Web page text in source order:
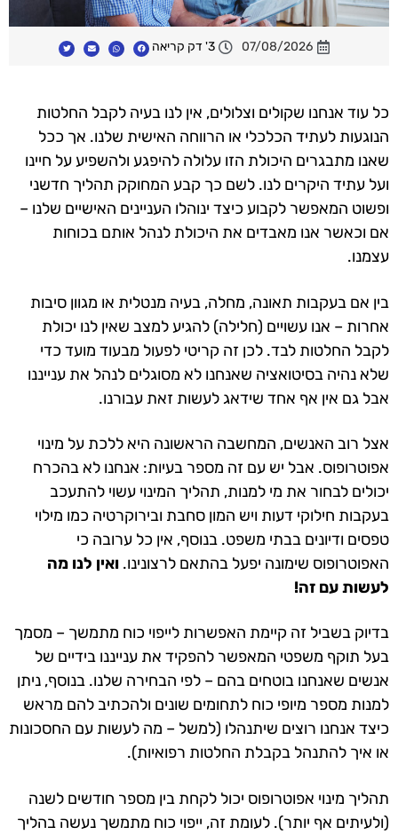
07/08/2026 3' דק קריאה
כל עוד אנחנו שקולים וצלולים, אין לנו בעיה לקבל החלטות
הנוגעות לעתיד הכלכלי או הרווחה האישית שלנו. אך ככל
שאנו מתבגרים היכולת הזו עלולה להיפגע ולהשפיע על חיינו
ועל עתיד היקרים לנו. לשם כך קבע המחוקק תהליך חדשני
ופשוט המאפשר לקבוע כיצד ינוהלו העניינים האישיים שלנו –
אם וכאשר אנו מאבדים את היכולת לנהל אותם בכוחות
עצמנו.
בין אם בעקבות תאונה, מחלה, בעיה מנטלית או מגוון סיבות
אחרות – אנו עשויים (חלילה) להגיע למצב שאין לנו יכולת
לקבל החלטות לבד. לכן זה קריטי לפעול מבעוד מועד כדי
שלא נהיה בסיטואציה שאנחנו לא מסוגלים לנהל את ענייננו
אבל גם אין אף אחד שידאג לעשות זאת עבורנו.
אצל רוב האנשים, המחשבה הראשונה היא ללכת על מינוי
אפוטרופוס. אבל יש עם זה מספר בעיות: אנחנו לא בהכרח
יכולים לבחור את מי למנות, תהליך המינוי עשוי להתעכב
בעקבות חילוקי דעות ויש המון סחבת ובירוקרטיה כמו מילוי
טפסים ודיונים בבתי משפט. בנוסף, אין כל ערובה כי
האפוטרופוס שימונה יפעל בהתאם לרצונינו. ואין לנו מה
לעשות עם זה!
בדיוק בשביל זה קיימת האפשרות לייפוי כוח מתמשך – מסמך
בעל תוקף משפטי המאפשר להפקיד את ענייננו בידיים של
אנשים שאנחנו בוטחים בהם – לפי הבחירה שלנו. בנוסף, ניתן
למנות מספר מיופי כוח לתחומים שונים ולהכתיב להם מראש
כיצד אנחנו רוצים שיתנהלו (למשל – מה לעשות עם החסכונות
או איך להתנהל בקבלת החלטות רפואיות).
תהליך מינוי אפוטרופוס יכול לקחת בין מספר חודשים לשנה
(ולעיתים אף יותר). לעומת זה, ייפוי כוח מתמשך נעשה בהליך